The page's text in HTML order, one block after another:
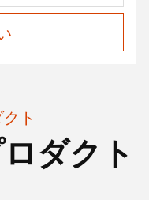
ト
ダクト